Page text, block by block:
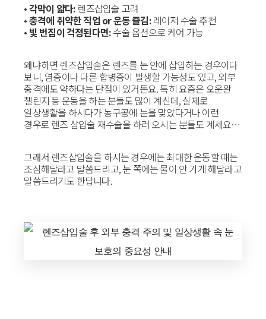
•각막이 얇다: 렌즈삽입술 고려
•충격에 취약한 직업 or 운동 즐김:레이저 수술 추천
• 빛 번짐이 걱정된다면:수술 옵션으로 케어 가능
왜냐하면 렌즈삽입술은 렌즈를 눈 안에 삽입하는 경우이다
보니, 염증이나 다른 합병증이 발생할 가능성도 있고, 외부
충격에도 약하다는 단점이 있거든요. 특히 요즘은 오운완
챌린지 등 운동을 하는 분들도 많이 계신데, 실제로
일상생활을 하시다가 농구공에 눈을 맞았다거나 이런
경우로 렌즈 삽입술 재수술을 하러 오시는 분들도 계세요…
그래서 렌즈삽입술을 하시는 경우에는 최대한 운동할 때는
조심해달라고 말씀드리고, 눈 쪽에는 물이 안 가게 해달라고
말씀드리기도 한답니다.